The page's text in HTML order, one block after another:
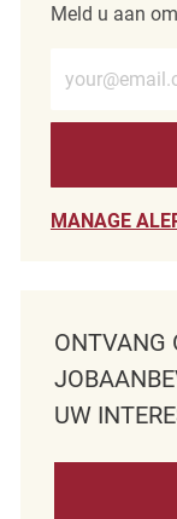
Meld u aan
MANAGE
ONTVANG
UW